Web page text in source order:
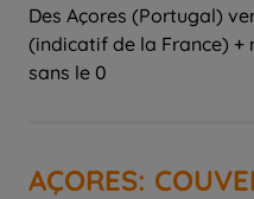
Des Açores (Portugal)
(indicatif de la France) +
sans le 0
AÇORES: